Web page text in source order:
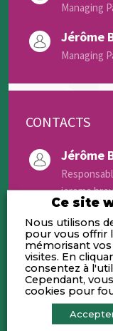
Managing
Jérôme
Managing
CONTACTS
Jérôme
Office
Maxime
M&A
Ce site
Nous utilisons
pour vous offrir
mémorisant
visites. En
consentez à
Cependant,
cookies pour